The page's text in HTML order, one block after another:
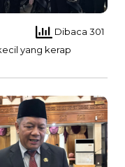
Dibaca 301
yang kerap